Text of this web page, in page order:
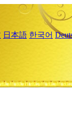
日本語 한국어